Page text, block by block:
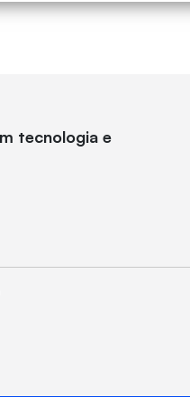
tecnologia e